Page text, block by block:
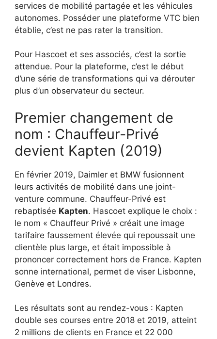
services de mobilité partagée et les véhicules
autonomes. Posséder une plateforme VTC bien
établie, c’est ne pas rater la transition.
Pour Hascoet et ses associés, c’est la sortie
attendue. Pour la plateforme, c’est le début
d’une série de transformations qui va dérouter
plus d’un observateur du secteur.
Premier changement de
nom : Chauffeur-Privé
devient Kapten (2019)
En février 2019, Daimler et BMW fusionnent
leurs activités de mobilité dans une joint-
venture commune. Chauffeur-Privé est
rebaptisée Kapten. Hascoet explique le choix :
le nom « Chauffeur Privé » créait une image
tarifaire faussement élevée qui repoussait une
clientèle plus large, et était impossible à
prononcer correctement hors de France. Kapten
sonne international, permet de viser Lisbonne,
Genève et Londres.
Les résultats sont au rendez-vous : Kapten
double ses courses entre 2018 et 2019, atteint
2 millions de clients en France et 22 000